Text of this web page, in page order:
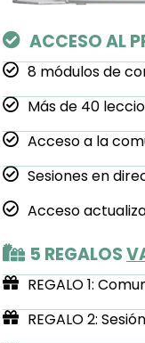
ACCESO AL
8 módulos de
Más de 40
Acceso a la
Sesiones en
Acceso
5 REGALOS
REGALO 1:
REGALO 2: